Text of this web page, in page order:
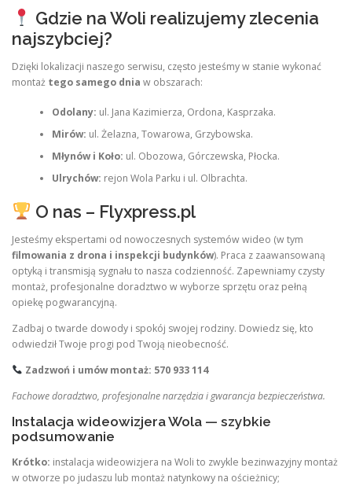
Gdzie na Woli realizujemy zlecenia
najszybciej?
Dzięki lokalizacji naszego serwisu, często jesteśmy w stanie wykonać
montaż tego samego dnia w obszarach:
Odolany: ul. Jana Kazimierza, Ordona, Kasprzaka.
Mirów: ul. Żelazna, Towarowa, Grzybowska.
Młynów i Koło: ul. Obozowa, Górczewska, Płocka.
Ulrychów: rejon Wola Parku i ul. Olbrachta.
O nas – Flyxpress.pl
Jesteśmy ekspertami od nowoczesnych systemów wideo (w tym
filmowania z drona i inspekcji budynków). Praca z zaawansowaną
optyką i transmisją sygnału to nasza codzienność. Zapewniamy czysty
montaż, profesjonalne doradztwo w wyborze sprzętu oraz pełną
opiekę pogwarancyjną.
Zadbaj o twarde dowody i spokój swojej rodziny. Dowiedz się, kto
odwiedził Twoje progi pod Twoją nieobecność.
Zadzwoń i umów montaż: 570 933 114
Fachowe doradztwo, profesjonalne narzędzia i gwarancja bezpieczeństwa.
Instalacja wideowizjera Wola — szybkie
podsumowanie
Krótko: instalacja wideowizjera na Woli to zwykle bezinwazyjny montaż
w otworze po judaszu lub montaż natynkowy na ościeżnicy;